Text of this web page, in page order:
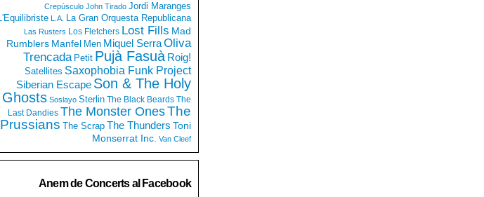
Crepúsculo John Tirado Jordi Maranges
L'Equilibriste L.A. La Gran Orquesta Republicana
Las Rusters Los Fletchers Lost Fills Mad
Rumblers Manfel Men Miquel SerraOliva
Trencada Petit Pujà Fasuà Roig!
Satellites Saxophobia Funk Project
Siberian Escape Son & The Holy
Ghosts Soslayo Sterlin The Black Beards The
Last Dandies The Monster OnesThe
Prussians The Scrap The Thunders Toni
Monserrat Inc. Van Cleef
Anem de Concerts al Facebook